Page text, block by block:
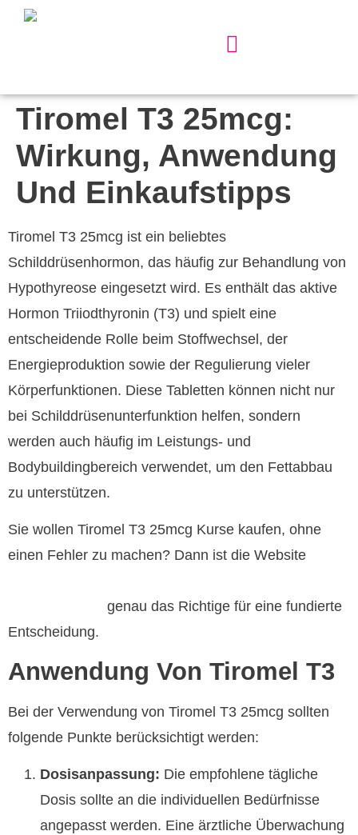
Tiromel T3 25mcg:
Wirkung, Anwendung
Und Einkaufstipps
Tiromel T3 25mcg ist ein beliebtes
Schilddrüsenhormon, das häufig zur Behandlung von
Hypothyreose eingesetzt wird. Es enthält das aktive
Hormon Triiodthyronin (T3) und spielt eine
entscheidende Rolle beim Stoffwechsel, der
Energieproduktion sowie der Regulierung vieler
Körperfunktionen. Diese Tabletten können nicht nur
bei Schilddrüsenunterfunktion helfen, sondern
werden auch häufig im Leistungs- und
Bodybuildingbereich verwendet, um den Fettabbau
zu unterstützen.
Sie wollen Tiromel T3 25mcg Kurse kaufen, ohne
einen Fehler zu machen? Dann ist die Website
genau das Richtige für eine fundierte
Entscheidung.
Anwendung Von Tiromel T3
Bei der Verwendung von Tiromel T3 25mcg sollten
folgende Punkte berücksichtigt werden:
Dosisanpassung: Die empfohlene tägliche
Dosis sollte an die individuellen Bedürfnisse
angepasst werden. Eine ärztliche Überwachung